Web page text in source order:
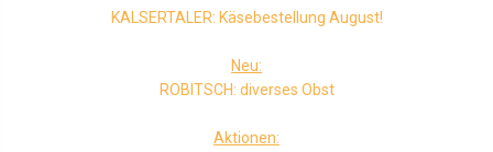
KALSERTALER: Käsebestellung August!
Neu:
ROBITSCH: diverses Obst
Aktionen: